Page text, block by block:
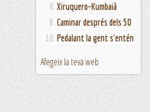
Xiruquero-Kumbaià
Caminar després dels 50
Pedalant la gent s'entén
Afegeix la teva web